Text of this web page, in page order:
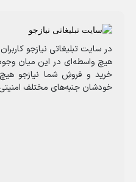
در سایت تبلیغاتی نیازجو
هیچ واسطه‌ای در این میان
خرید و فروشِ شما نیازجو هیچ
خودشان جنبه‌های مختلف امنیتی